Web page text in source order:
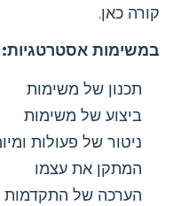
קורה כאן.
במשימות אסטרטגיות:
תכנון של משימות
ביצוע של משימות
ניטור של פעולות
המתקן את עצמו
הערכה של התקדמות